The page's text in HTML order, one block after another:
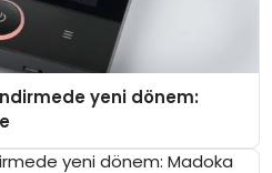
yeni dönem: